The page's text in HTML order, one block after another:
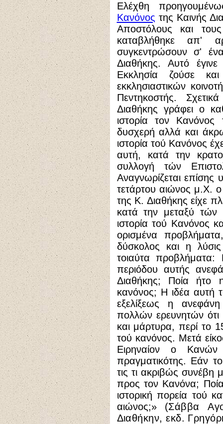
Ελέχθη
Κανόνος της Καινής
Αποστόλους και
καταβλήθηκε απ'
συγκεντρώσουν σ'
Διαθήκης. Αυτό
Εκκλησία ζούσε
εκκλησιαστικών
Πεντηκοστής.
Διαθήκης γράφει ο
ιστορία τον
δυσχερή αλλά και
ιστορία τού Κανόνος
αυτή, κατά την
συλλογή τών
Αναγνωρίζεται
τετάρτου αιώνος μ.Χ.
της Κ. Διαθήκης είχε
κατά την μεταξύ
ιστορία τού Κανόνος
ορισμένα
δύσκολος και η
τοιαύτα προβλήματα:
περιόδου αυτής
Διαθήκης; Ποία ήτο
κανόνος; Η ιδέα αυτή
εξελίξεως η ανεφάνη
πολλών ερευνητών ότι
και μάρτυρα, περί το
τού κανόνος. Μετά
Ειρηναίον ο
πραγματικότης. Εάν
τις τι ακριβώς συνέβη
προς τον Κανόνα;
ιστορική πορεία τού
αιώνος;» (Σάββα
Διαθήκην, εκδ.